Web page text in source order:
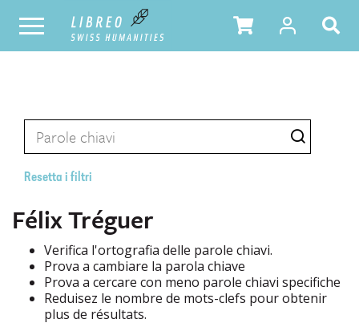
Resetta i filtri
Félix Tréguer
Verifica l'ortografia delle parole chiavi.
Prova a cambiare la parola chiave
Prova a cercare con meno parole chiavi specifiche
Reduisez le nombre de mots-clefs pour obtenir
plus de résultats.